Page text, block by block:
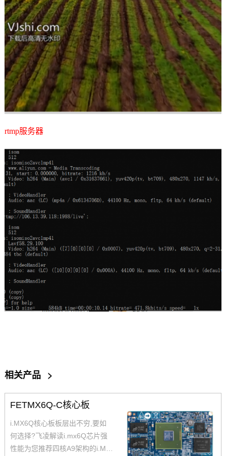
rtmp服务器
相关产品 >
FETMX6Q-C核心板
i.MX6Q核心板板层出不穷,要如
何选择?飞凌解读i.mx6Q芯片强
性能为您推荐四核A9架构的i.MX